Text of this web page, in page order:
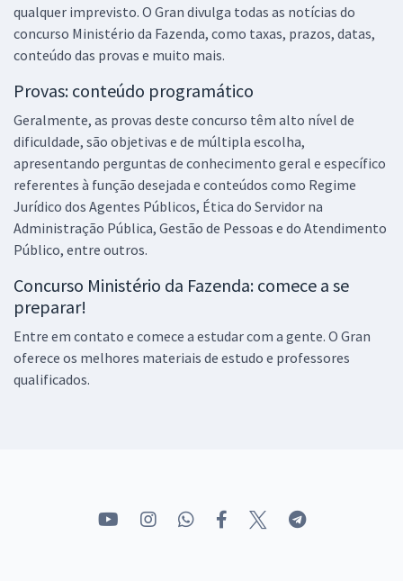
qualquer imprevisto. O Gran divulga todas as notícias do
concurso Ministério da Fazenda, como taxas, prazos, datas,
conteúdo das provas e muito mais.
Provas: conteúdo programático
Geralmente, as provas deste concurso têm alto nível de
dificuldade, são objetivas e de múltipla escolha,
apresentando perguntas de conhecimento geral e específico
referentes à função desejada e conteúdos como Regime
Jurídico dos Agentes Públicos, Ética do Servidor na
Administração Pública, Gestão de Pessoas e do Atendimento
Público, entre outros.
Concurso Ministério da Fazenda: comece a se
preparar!
Entre em contato e comece a estudar com a gente. O Gran
oferece os melhores materiais de estudo e professores
qualificados.